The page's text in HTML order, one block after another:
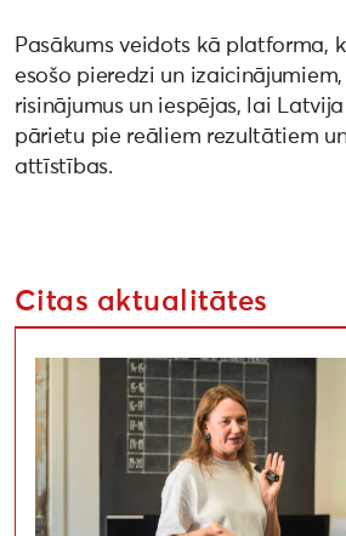
Pasākums veidots kā platforma,
esošo pieredzi un
risinājumus un iespējas, lai
pārietu pie reāliem rezultātiem
attīstības.
Citas aktualitātes